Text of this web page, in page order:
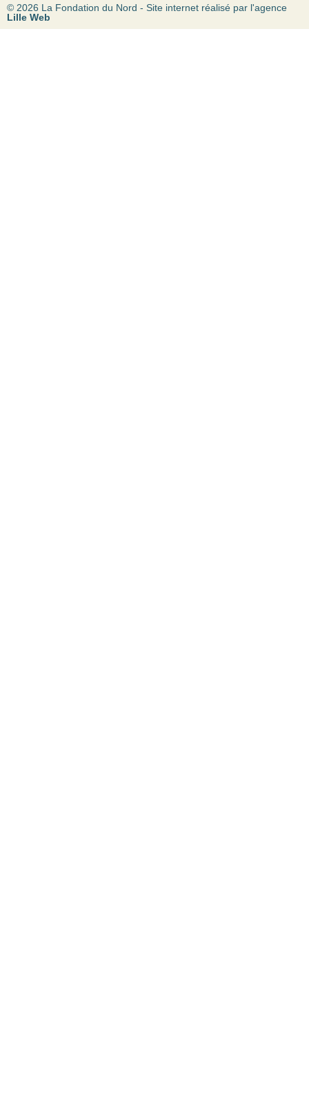
© 2026 La Fondation du Nord - Site internet réalisé par l'agence
Lille Web